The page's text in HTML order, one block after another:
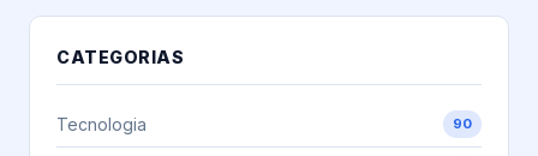
CATEGORIAS
Tecnologia 90